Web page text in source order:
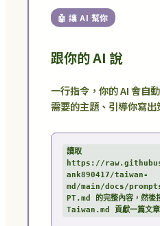
🤖 讓 AI 幫你
跟你的 AI 說
一行指令，你的 AI 會自
需要的主題、引導你寫出
讀取
https://
ank890417/taiwan-
md/main/docs/prompts/
PT.md 的完整內容，然後
Taiwan.md 貢獻一篇文章